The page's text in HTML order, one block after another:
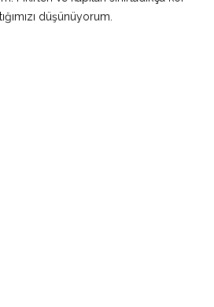
düşünüyorum.